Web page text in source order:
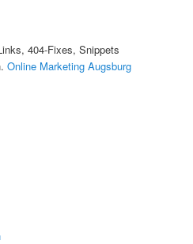
404-Fixes, Snippets
Online Marketing Augsburg